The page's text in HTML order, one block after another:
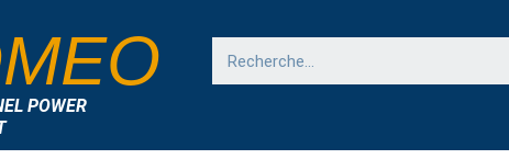
POWER